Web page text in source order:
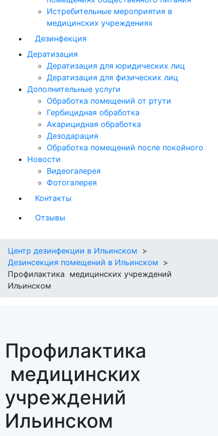
Истребительные мероприятия в
медицинских учреждениях
Дезинфекция
Дератизация
Дератизация для юридических лиц
Дератизация для физических лиц
Дополнительные услуги
Обработка помещений от ртути
Гербицидная обработка
Акарицидная обработка
Дезодарация
Обработка помещений после покойного
Новости
Видеогалерея
Фотогалерея
Контакты
Отзывы
Центр дезинфекции в Ильинском
Дезинсекция помещений в Ильинском
Профилактика медицинских учреждений
Ильинском
Профилактика
медицинских
учреждений
Ильинском